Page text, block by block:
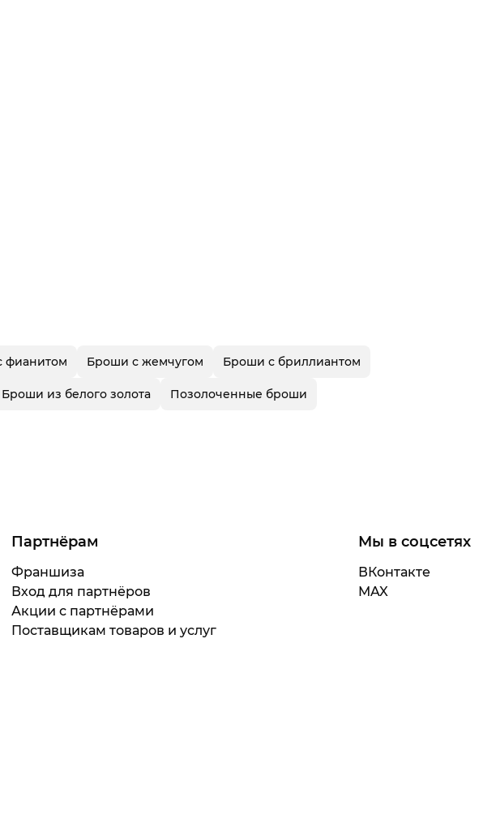
фианитом Броши с жемчугом Броши с бриллиантом
Броши из белого золота Позолоченные броши
Партнёрам
Франшиза
Вход для партнёров
Акции с партнёрами
Поставщикам товаров и услуг
Мы в соцсетях
ВКонтакте
MAX